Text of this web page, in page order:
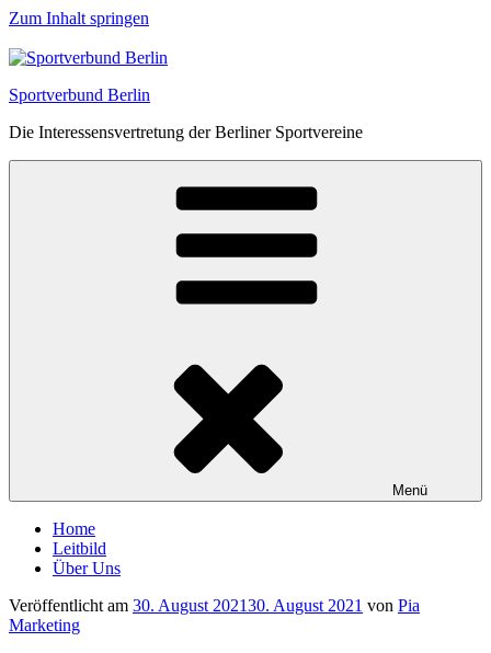
Zum Inhalt springen
Sportverbund Berlin
Die Interessensvertretung der Berliner Sportvereine
Menü
Home
Leitbild
Über Uns
Veröffentlicht am 30. August 202130. August 2021 von Pia
Marketing